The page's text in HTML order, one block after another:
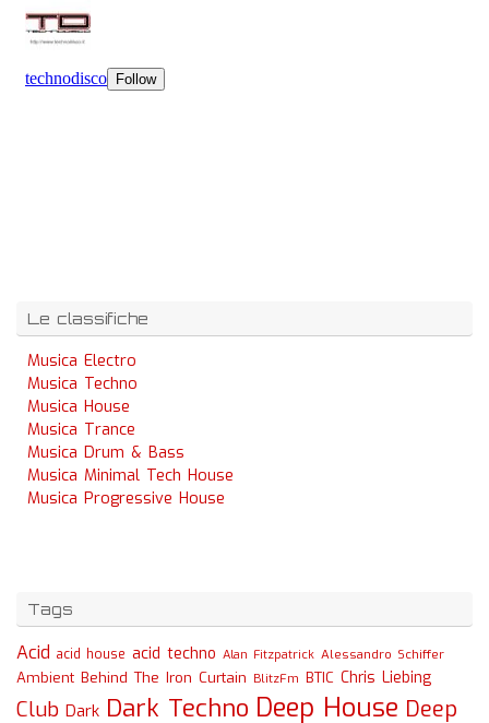
Le classifiche
Musica Electro
Musica Techno
Musica House
Musica Trance
Musica Drum & Bass
Musica Minimal Tech House
Musica Progressive House
Tags
Acid acid house acid techno Alan Fitzpatrick Alessandro Schiffer
Ambient Behind The Iron Curtain BlitzFm BTIC Chris Liebing
Club Dark Dark Techno Deep House Deep